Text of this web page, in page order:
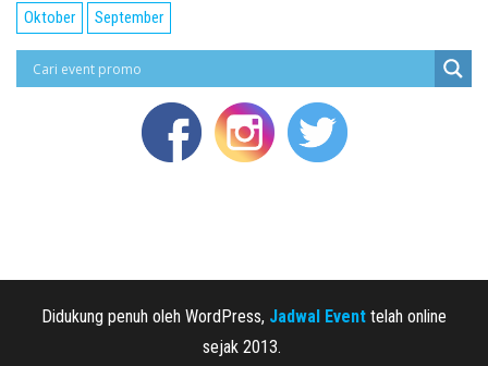
Oktober
September
Didukung penuh oleh WordPress, Jadwal Event telah online
sejak 2013.